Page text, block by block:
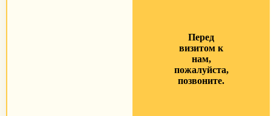
Перед
визитом к
нам,
пожалуйста,
позвоните.